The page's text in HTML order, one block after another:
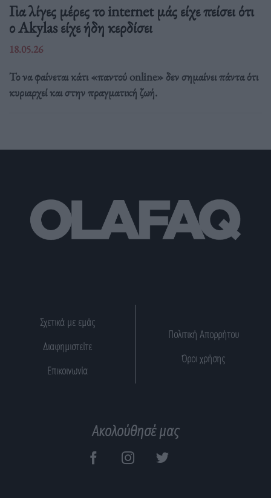
Για λίγες μέρες το internet μάς είχε πείσει ότι
ο Akylas είχε ήδη κερδίσει
18.05.26
Το να φαίνεται κάτι «παντού online» δεν σημαίνει πάντα ότι
κυριαρχεί και στην πραγματική ζωή.
Σχετικά με εμάς
Διαφημιστείτε
Επικοινωνία
Πολιτική Απορρήτου
Όροι χρήσης
Ακολούθησέ μας